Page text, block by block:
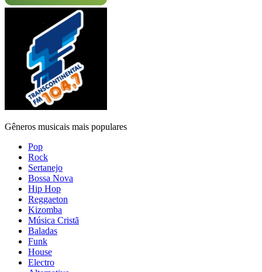
Gêneros musicais mais populares
Pop
Rock
Sertanejo
Bossa Nova
Hip Hop
Reggaeton
Kizomba
Música Cristã
Baladas
Funk
House
Electro